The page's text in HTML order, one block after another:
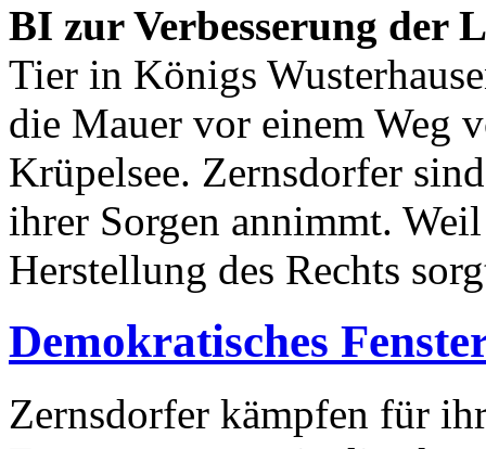
BI zur Verbesserung der
Tier in Königs
die Mauer vor einem Weg
Krüpelsee. Zernsdorfer
ihrer Sorgen annimmt.
Herstellung des Rechts
Demokratisches
Zernsdorfer kämpfen für